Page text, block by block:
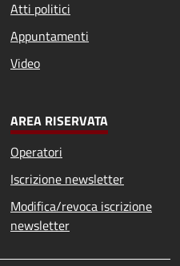
Atti politici
Appuntamenti
Video
AREA RISERVATA
Operatori
Iscrizione newsletter
Modifica/revoca iscrizione
newsletter